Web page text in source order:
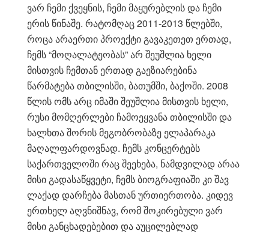
ვარ ჩემი ქვეყნის, ჩემი მაყურებლის და ჩემი
ერის წინაშე. რატომღაც 2011-2013 წლებში,
როცა არაერთი პროექტი გავაკეთეთ ერთად,
ჩემს “მოღალატეობას” არ შეუშლია ხელი
მისთვის ჩემთან ერთად გაეზიარებინა
წარმატება თბილისში, ბათუმში, ბაქოში. 2008
წლის ომს არც იმაში შეუშლია მისთვის ხელი,
რუსი მომღერლები ჩამოეყვანა თბილისში და
ხალხთა შორის მეგობრობაზე ელაპარაკა
მაღალფარდოვნად. ჩემს კონცერტებს
საქართველოში რაც შეეხება, ნამდვილად არაა
მისი გადასაწყვეტი, ჩემს ბიოგრაფიაში კი შავ
ლაქად დარჩება მასთან ურთიერთობა. კიდევ
ერთხელ აღვნიშნავ, რომ შოკირებული ვარ
მისი განცხადებებით და აუცილებლად